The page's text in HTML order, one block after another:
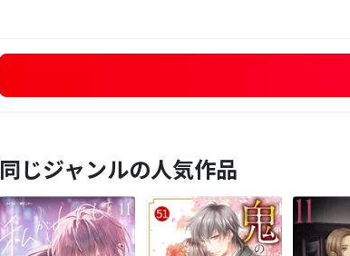
同じジャンルの人気作品